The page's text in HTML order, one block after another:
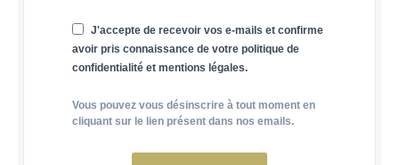
J'accepte de recevoir vos e-mails et confirme
avoir pris connaissance de votre politique de
confidentialité et mentions légales.
Vous pouvez vous désinscrire à tout moment en
cliquant sur le lien présent dans nos emails.